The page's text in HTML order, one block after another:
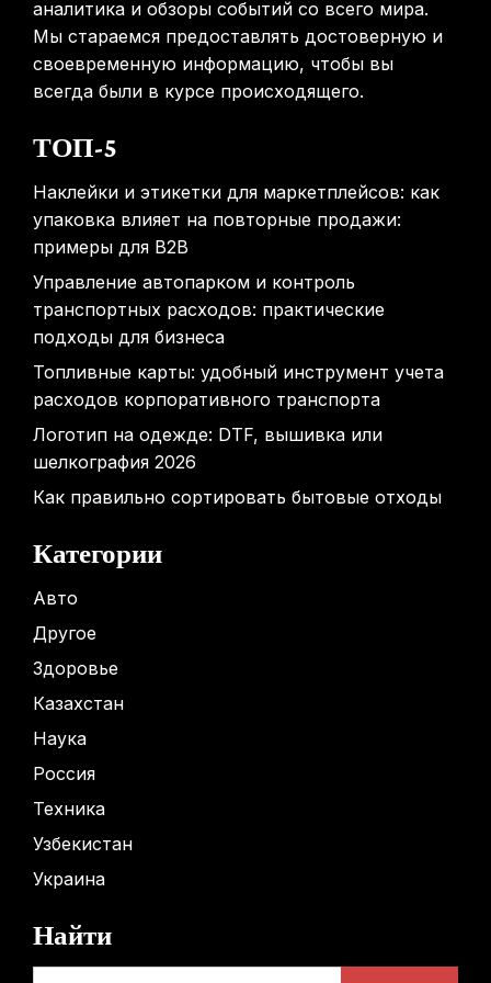
аналитика и обзоры событий со всего мира.
Мы стараемся предоставлять достоверную и
своевременную информацию, чтобы вы
всегда были в курсе происходящего.
ТОП-5
Наклейки и этикетки для маркетплейсов: как
упаковка влияет на повторные продажи:
примеры для B2B
Управление автопарком и контроль
транспортных расходов: практические
подходы для бизнеса
Топливные карты: удобный инструмент учета
расходов корпоративного транспорта
Логотип на одежде: DTF, вышивка или
шелкография 2026
Как правильно сортировать бытовые отходы
Категории
Авто
Другое
Здоровье
Казахстан
Наука
Россия
Техника
Узбекистан
Украина
Найти